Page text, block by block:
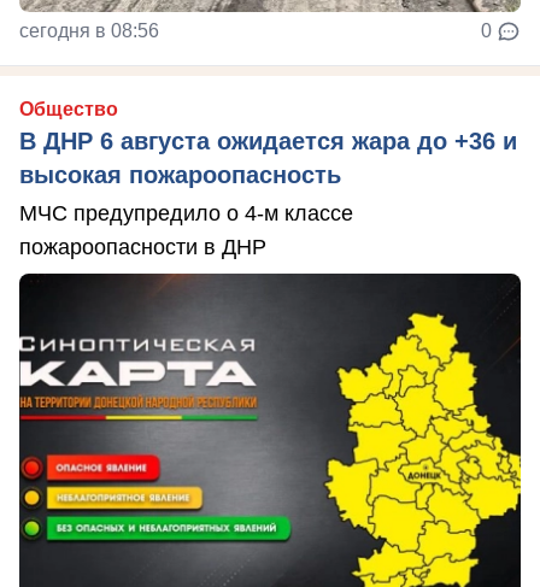
сегодня в 08:56 0
Общество
В ДНР 6 августа ожидается жара до +36 и
высокая пожароопасность
МЧС предупредило о 4-м классе
пожароопасности в ДНР